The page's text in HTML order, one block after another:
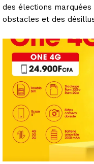
des élections
obstacles et des